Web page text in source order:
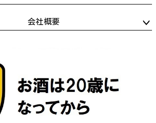
会社概要